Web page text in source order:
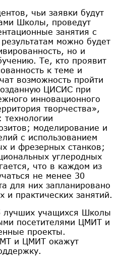
чьи заявки будут
Школы, проведут
занятия с
можно будет
но и
Те, кто проявит
к теме и
возможность пройти
ЦИСИС при
инновационного
творчества»,
моделирование и
с использованием
и фрезерных станков;
углеродных
что в каждом из
не менее 30
для них запланировано
и практических занятий.
лучших учащихся Школы
посетителями ЦМИТ и
проекты.
и ЦМИТ окажут